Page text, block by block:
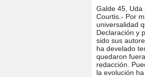
Galde 45, Uda
Courtis.- Por
universalidad
Declaración y
sido sus
ha develado
quedaron
redacción.
la evolución